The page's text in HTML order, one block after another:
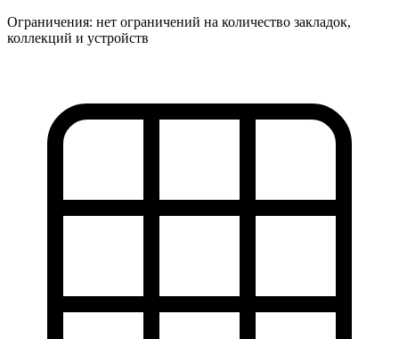
Ограничения: нет ограничений на количество закладок,
коллекций и устройств